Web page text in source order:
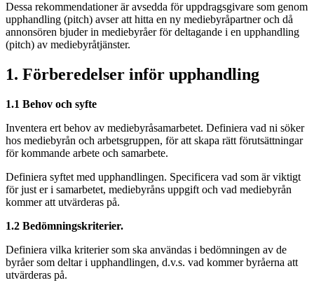
Dessa rekommendationer är avsedda för uppdragsgivare som genom
upphandling (pitch) avser att hitta en ny mediebyråpartner och då
annonsören bjuder in mediebyråer för deltagande i en upphandling
(pitch) av mediebyråtjänster.
1. Förberedelser inför upphandling
1.1 Behov och syfte
Inventera ert behov av mediebyråsamarbetet. Definiera vad ni söker
hos mediebyrån och arbetsgruppen, för att skapa rätt förutsättningar
för kommande arbete och samarbete.
Definiera syftet med upphandlingen. Specificera vad som är viktigt
för just er i samarbetet, mediebyråns uppgift och vad mediebyrån
kommer att utvärderas på.
1.2 Bedömningskriterier.
Definiera vilka kriterier som ska användas i bedömningen av de
byråer som deltar i upphandlingen, d.v.s. vad kommer byråerna att
utvärderas på.